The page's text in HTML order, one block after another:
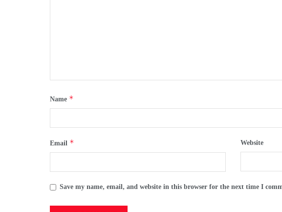
Name *
Email * Website
Save my name, email, and website in this browser for the next time I